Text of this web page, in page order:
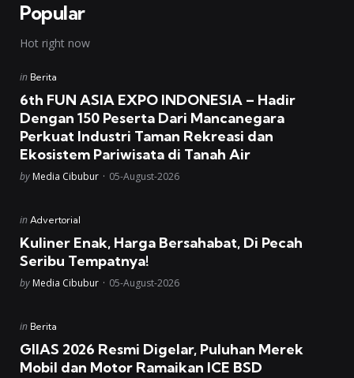
Popular
Hot right now
Posted
in Berita
6th FUN ASIA EXPO INDONESIA – Hadir
Dengan 150 Peserta Dari Mancanegara
Perkuat Industri Taman Rekreasi dan
Ekosistem Pariwisata di Tanah Air
Posted
by Media Cibubur 05-August-2026
Posted
in Advertorial
Kuliner Enak, Harga Bersahabat, Di Pecah
Seribu Tempatnya!
Posted
by Media Cibubur 05-August-2026
Posted
in Berita
GIIAS 2026 Resmi Digelar, Puluhan Merek
Mobil dan Motor Ramaikan ICE BSD